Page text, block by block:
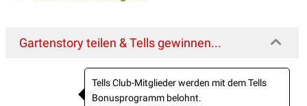
Gartenstory teilen & Tells gewinnen...
Tells Club-Mitglieder werden mit dem Tells
Bonusprogramm belohnt.